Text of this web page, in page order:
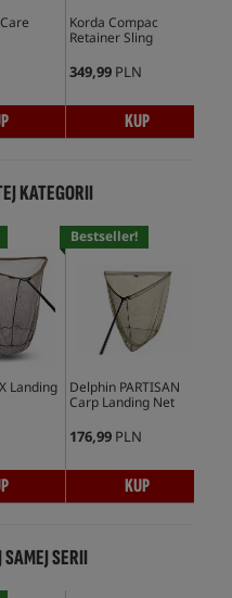
Korda Compac
Retainer Sling
349,99 PLN
KUP
KATEGORII
Landing
Bestseller!
Delphin PARTISAN
Carp Landing Net
176,99 PLN
KUP
SAMEJ SERII